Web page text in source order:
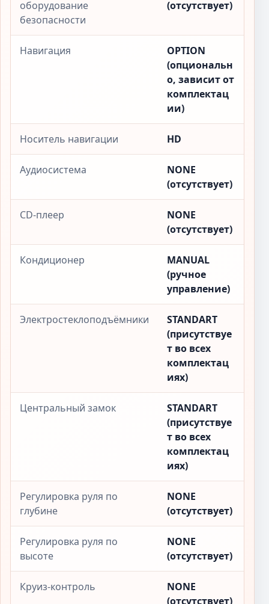
оборудование
безопасности
(отсутствует)
Навигация
OPTION
(опциональн
о, зависит от
комплектац
ии)
Носитель навигации HD
Аудиосистема
NONE
(отсутствует)
CD-плеер
NONE
(отсутствует)
Кондиционер
MANUAL
(ручное
управление)
Электростеклоподъёмники
STANDART
(присутствуе
т во всех
комплектац
иях)
Центральный замок
STANDART
(присутствуе
т во всех
комплектац
иях)
Регулировка руля по
глубине
NONE
(отсутствует)
Регулировка руля по
высоте
NONE
(отсутствует)
Круиз-контроль
NONE
(отсутствует)